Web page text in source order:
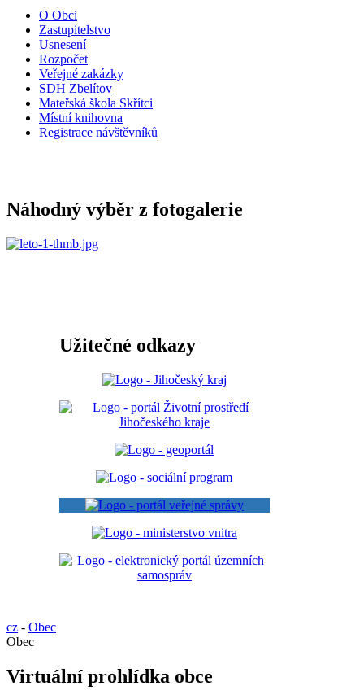
O Obci
Zastupitelstvo
Usnesení
Rozpočet
Veřejné zakázky
SDH Zbelítov
Mateřská škola Skřítci
Místní knihovna
Registrace návštěvníků
Náhodný výběr z fotogalerie
Užitečné odkazy
cz - Obec
Obec
Virtuální prohlídka obce